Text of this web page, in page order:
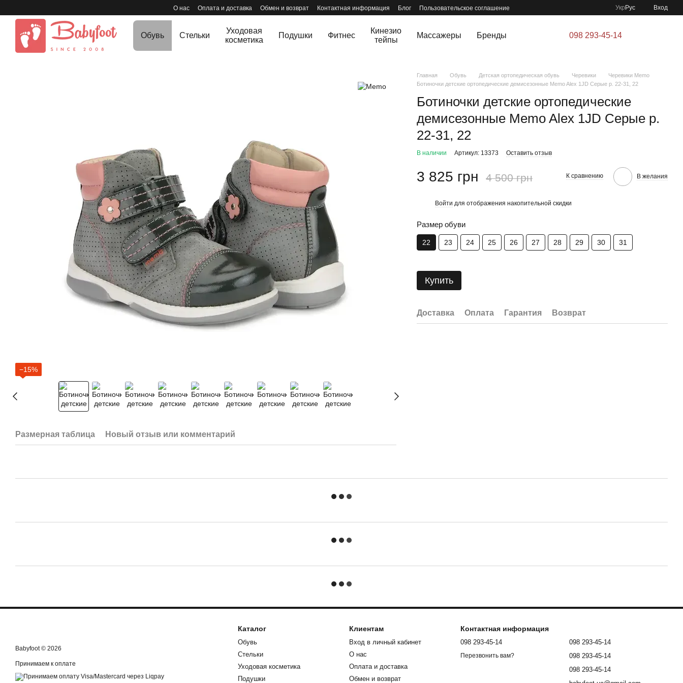
О нас Оплата и доставка Обмен и возврат Контактная информация Блог Пользовательское соглашение Укр Рус Вход
Обувь Стельки
Уходовая
косметика
Подушки Фитнес
Кинезио
тейпы
Массажеры Бренды 098 293-45-14
−15%
Размерная таблица Новый отзыв или комментарий
Главная Обувь Детская ортопедическая обувь Черевики
Черевики Memo
Ботиночки детские ортопедические демисезонные Memo Alex 1JD Серые р. 22-31, 22
Ботиночки детские ортопедические
демисезонные Memo Alex 1JD Серые р.
22-31, 22
В наличии Артикул: 13373 Оставить отзыв
3 825 грн 4 500 грн К сравнению В желания
Войти для отображения накопительной скидки
Размер обуви
22 23 24 25 26 27 28 29 30 31
Купить
Доставка Оплата Гарантия Возврат
Babyfoot © 2026
Принимаем к оплате
Каталог
Обувь
Стельки
Уходовая косметика
Подушки
Клиентам
Вход в личный кабинет
О нас
Оплата и доставка
Обмен и возврат
Контактная информация
098 293-45-14
Перезвонить вам?
098 293-45-14
098 293-45-14
098 293-45-14